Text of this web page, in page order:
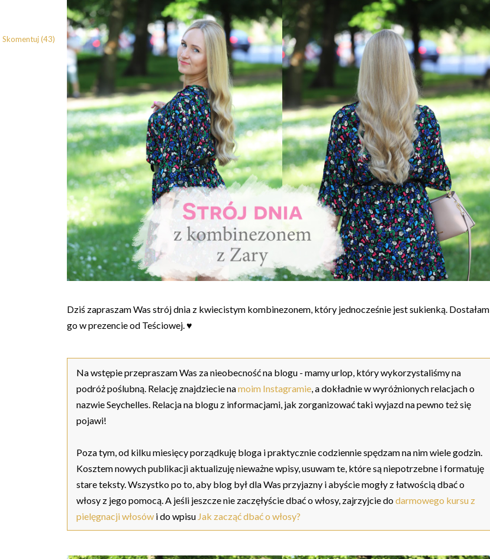
Dziś zapraszam Was strój dnia z kwiecistym kombinezonem, który jednocześnie jest sukienką. Dostałam
go w prezencie od Teściowej. ♥
Na wstępie przepraszam Was za nieobecność na blogu - mamy urlop, który wykorzystaliśmy na
podróż poślubną. Relację znajdziecie namoim Instagramie , a dokładnie w wyróżnionych relacjach o
nazwie Seychelles. Relacja na blogu z informacjami, jak zorganizować taki wyjazd na pewno też się
pojawi!
Poza tym, od kilku miesięcy porządkuję bloga i praktycznie codziennie spędzam na nim wiele godzin.
Kosztem nowych publikacji aktualizuję nieważne wpisy, usuwam te, które są niepotrzebne i formatuję
stare teksty. Wszystko po to, aby blog był dla Was przyjazny i abyście mogły z łatwością dbać o
włosy z jego pomocą. A jeśli jeszcze nie zaczęłyście dbać o włosy, zajrzyjcie dodarmowego kursu z
pielęgnacji włosów i do wpisu Jak zacząć dbać o włosy?
Skomentuj (43)